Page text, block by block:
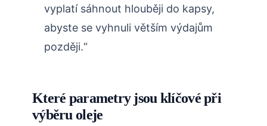
vyplatí sáhnout hlouběji do kapsy,
abyste se vyhnuli větším výdajům
později.“
Které parametry jsou klíčové při
výběru oleje